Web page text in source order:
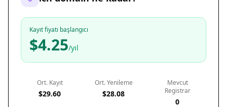
Kayıt fiyatı başlangıcı
$4.25/yıl
Ort. Kayıt
$29.60
Ort. Yenileme
$28.08
Mevcut
Registrar
0